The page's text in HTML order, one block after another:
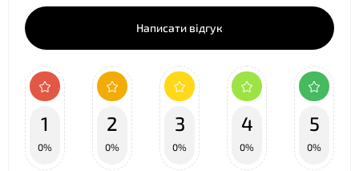
Написати відгук
1
0%
2
0%
3
0%
4
0%
5
0%